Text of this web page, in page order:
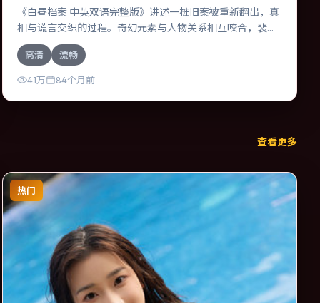
《白昼档案 中英双语完整版》讲述一桩旧案被重新翻出，真
相与谎言交织的过程。奇幻元素与人物关系相互咬合，裴斗
娜、周迅的对手戏尤为出彩。导演林超贤善于在长镜头中积
蓄张力，本片亦在中国香港实地取景，增强真实质感。
高清 流畅
4.1万 84个月前
查看更多
热门